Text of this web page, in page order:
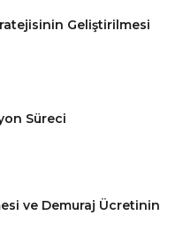
Geliştirilmesi
Süreci
ve Demuraj Ücretinin